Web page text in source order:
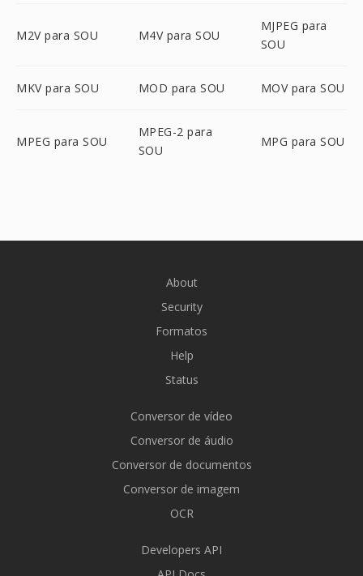
M2V para SOU M4V para SOU
MJPEG para
SOU
MKV para SOU MOD para SOU MOV para SOU
MPEG para SOU
MPEG-2 para
SOU
MPG para SOU
About
Security
Formatos
Help
Status
Conversor de vídeo
Conversor de áudio
Conversor de documentos
Conversor de imagem
OCR
Developers API